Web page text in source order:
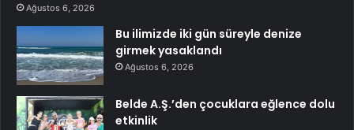
Ağustos 6, 2026
Bu ilimizde iki gün süreyle denize
girmek yasaklandı
Ağustos 6, 2026
Belde A.Ş.’den çocuklara eğlence dolu
etkinlik